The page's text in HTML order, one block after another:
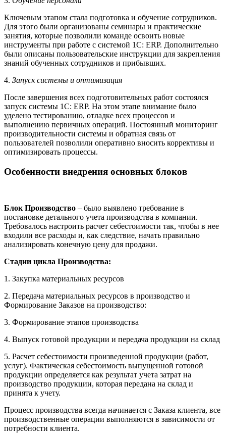
Ключевым этапом стала подготовка и обучение сотрудников.
Для этого были организованы семинары и практические
занятия, которые позволили команде освоить новые
инструменты при работе с системой 1С: ERP. Дополнительно
были описаны пользовательские инструкции для закрепления
знаний обученных сотрудников и прибывших.
4. Запуск системы и оптимизация
После завершения всех подготовительных работ состоялся
запуск системы 1С: ERP. На этом этапе внимание было
уделено тестированию, отладке всех процессов и
выполнению первичных операций. Постоянный мониторинг
производительности системы и обратная связь от
пользователей позволили оперативно вносить коррективы и
оптимизировать процессы.
Особенности внедрения основных блоков
Блок Производство – было выявлено требование в
постановке детального учета производства в компании.
Требовалось настроить расчет себестоимости так, чтобы в нее
входили все расходы и, как следствие, начать правильно
анализировать конечную цену для продажи.
Стадии цикла Производства:
1. Закупка материальных ресурсов
2. Передача материальных ресурсов в производство и
Формирование Заказов на производство:
3. Формирование этапов производства
4. Выпуск готовой продукции и передача продукции на склад
5. Расчет себестоимости произведенной продукции (работ,
услуг). Фактическая себестоимость выпущенной готовой
продукции определяется как результат учета затрат на
производство продукции, которая передана на склад и
принята к учету.
Процесс производства всегда начинается с Заказа клиента, все
производственные операции выполняются в зависимости от
потребности клиента.